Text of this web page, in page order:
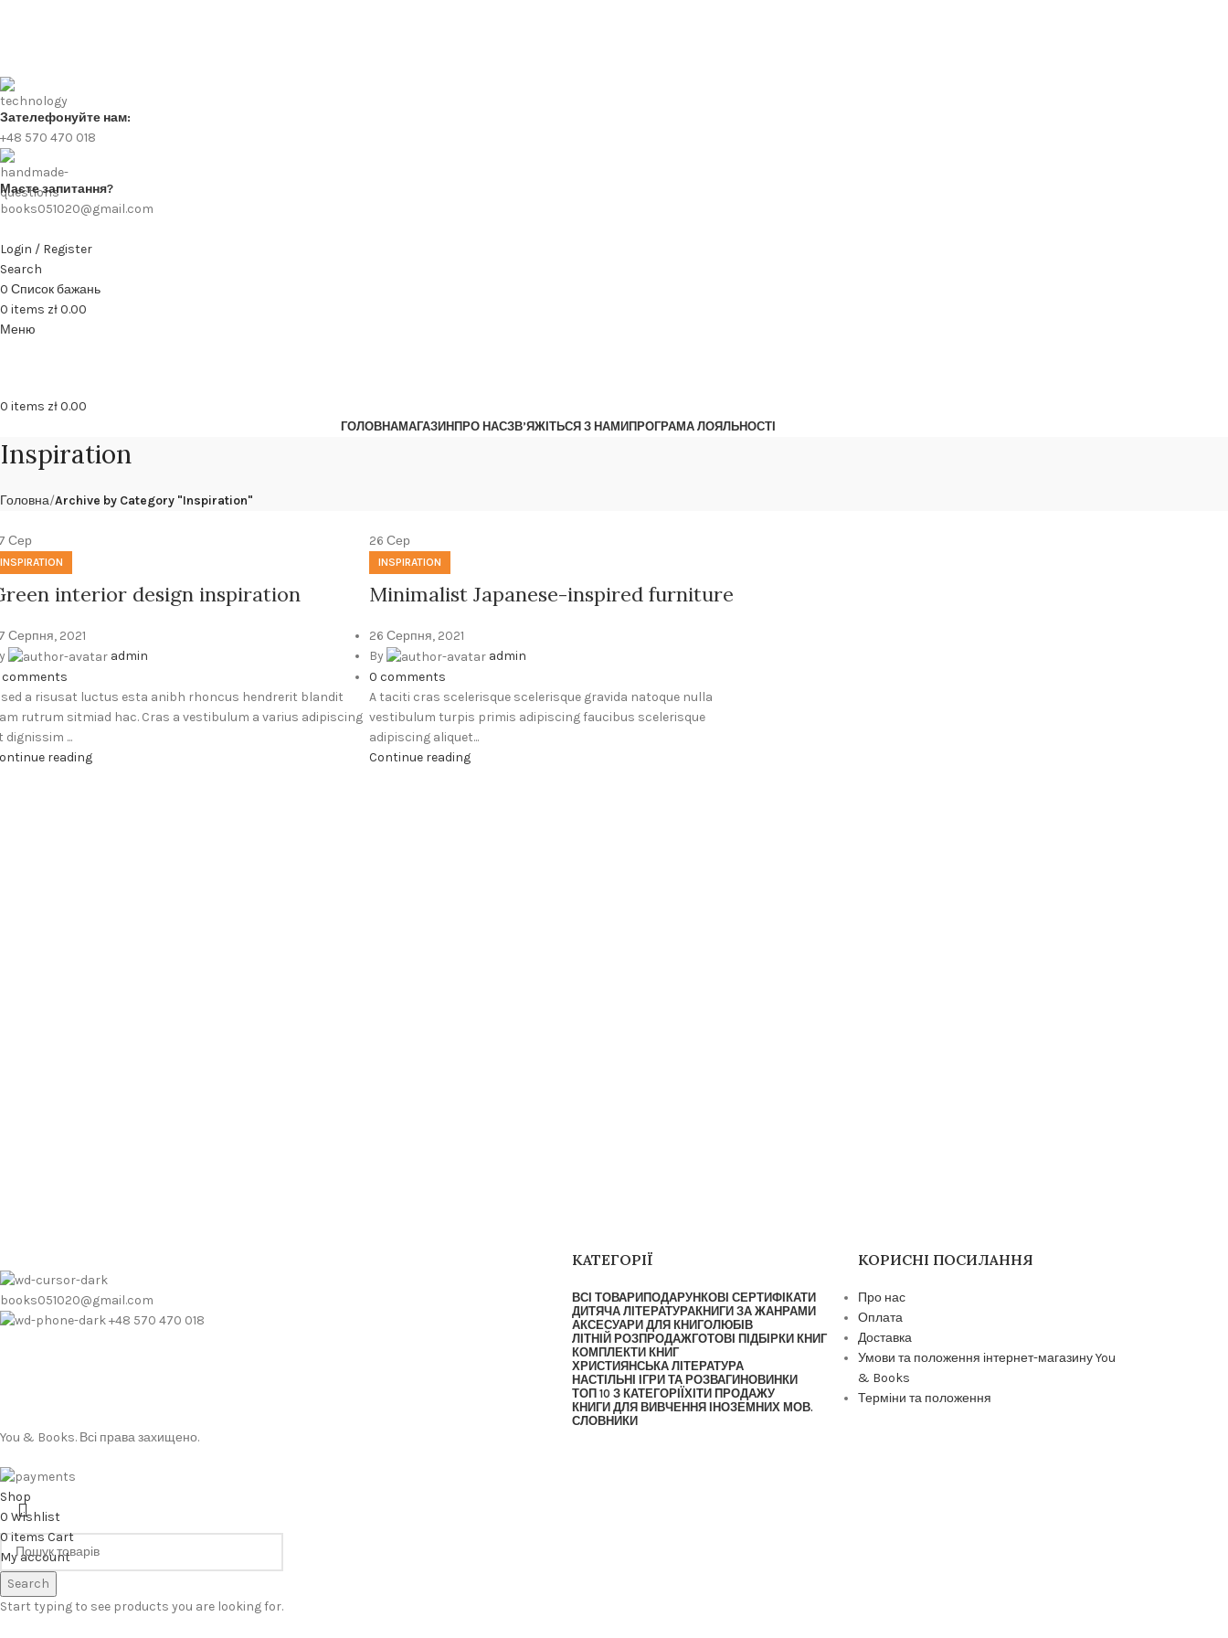
Зателефонуйте нам:
+48 570 470 018
Маєте запитання?
books051020@gmail.com
Login / Register
Search
0 Список бажань
0 items zł0.00
Меню
0 items zł0.00
ГОЛОВНАМАГАЗИН ПРО НАСЗВ’ЯЖІТЬСЯ З НАМИ ПРОГРАМА ЛОЯЛЬНОСТІ
Inspiration
Головна Archive by Category "Inspiration"
Сер
INSPIRATION
interior design inspiration
Серпня, 2021
admin
comments
sed a risusat luctus esta anibh rhoncus hendrerit blandit
rutrum sitmiad hac. Cras a vestibulum a varius adipiscing
dignissim ...
reading
26 Сер
INSPIRATION
Minimalist Japanese-inspired furniture
26 Серпня, 2021
By
admin
0 comments
A taciti cras scelerisque scelerisque gravida natoque nulla
vestibulum turpis primis adipiscing faucibus scelerisque
adipiscing aliquet...
Continue reading
books051020@gmail.com
+48 570 470 018
КАТЕГОРІЇ
ВСІ ТОВАРИ ПОДАРУНКОВІ СЕРТИФІКАТИ
ДИТЯЧА ЛІТЕРАТУРАКНИГИ ЗА ЖАНРАМИ
АКСЕСУАРИ ДЛЯ КНИГОЛЮБІВ
ЛІТНІЙ РОЗПРОДАЖГОТОВІ ПІДБІРКИ КНИГ
КОМПЛЕКТИ КНИГ
ХРИСТИЯНСЬКА ЛІТЕРАТУРА
НАСТІЛЬНІ ІГРИ ТА РОЗВАГИ НОВИНКИ
ТОП 10 З КАТЕГОРІЇ ХІТИ ПРОДАЖУ
КНИГИ ДЛЯ ВИВЧЕННЯ ІНОЗЕМНИХ МОВ.
СЛОВНИКИ
КОРИСНІ ПОСИЛАННЯ
Про нас
Оплата
Доставка
Умови та положення інтернет-магазину You
& Books
Терміни та положення
You & Books. Всі права захищено.
Search
Start typing to see products you are looking for.
Shop
0 Wishlist
0itemsCart
My account